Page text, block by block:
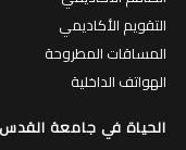
التقويم الأكاديمي
المساقات المطروحة
الهواتف الداخلية
الحياة في جامعة القدس